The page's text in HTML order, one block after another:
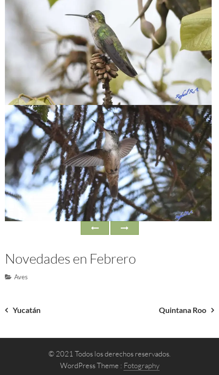
Novedades en Febrero
Aves
Navegación
entradas
Yucatán Quintana Roo
© 2021 Todos los derechos reservados.
WordPress Theme : Fotography